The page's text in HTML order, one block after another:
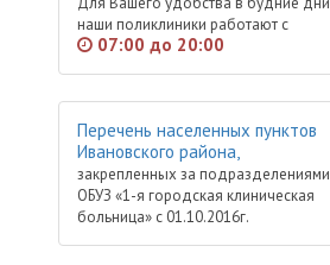
наши поликлиники работают с
07:00 до 20:00
Перечень населенных пунктов
Ивановского района,
закрепленных за подразделениями
ОБУЗ «1-я городская клиническая
больница» с 01.10.2016г.